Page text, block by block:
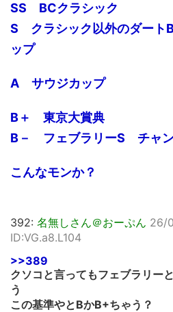
SS BCクラシック
S クラシック以外のダート
ップ
A サウジカップ
B＋ 東京大賞典
B－ フェブラリーS チャン
こんなモンか？
392: 名無しさん＠おーぷん 26/
ID:VG.a8.L104
>>389
クソコと言ってもフェブラリー
う
この基準やとBかB+ちゃう？